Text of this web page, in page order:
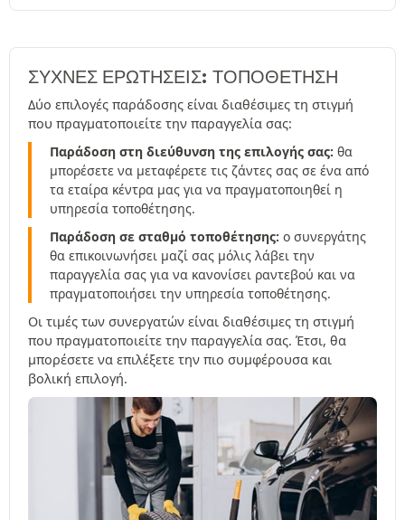
ΣΥΧΝΈΣ ΕΡΩΤΉΣΕΙΣ: ΤΟΠΟΘΕΤΗΣΗ
Δύο επιλογές παράδοσης είναι διαθέσιμες τη στιγμή
που πραγματοποιείτε την παραγγελία σας:
Παράδοση στη διεύθυνση της επιλογής σας: θα
μπορέσετε να μεταφέρετε τις ζάντες σας σε ένα από
τα εταίρα κέντρα μας για να πραγματοποιηθεί η
υπηρεσία τοποθέτησης.
Παράδοση σε σταθμό τοποθέτησης: ο συνεργάτης
θα επικοινωνήσει μαζί σας μόλις λάβει την
παραγγελία σας για να κανονίσει ραντεβού και να
πραγματοποιήσει την υπηρεσία τοποθέτησης.
Οι τιμές των συνεργατών είναι διαθέσιμες τη στιγμή
που πραγματοποιείτε την παραγγελία σας. Έτσι, θα
μπορέσετε να επιλέξετε την πιο συμφέρουσα και
βολική επιλογή.